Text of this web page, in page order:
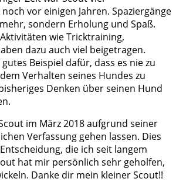
vor einigen Jahren. Spaziergänge
sondern Erholung und Spaß.
wie Tricktraining,
dazu auch viel beigetragen.
Beispiel dafür, dass es nie zu
Verhalten seines Hundes zu
Denken über seinen Hund
im März 2018 aufgrund seiner
Verfassung gehen lassen. Dies
die ich seit langem
hat mir persönlich sehr geholfen,
Danke dir mein kleiner Scout!!